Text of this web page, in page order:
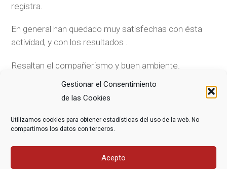
Gestionar el Consentimiento
de las Cookies
Utilizamos cookies para obtener estadísticas del uso de la web. No
compartimos los datos con terceros.
Acepto
registra.
En general han quedado muy satisfechas con ésta
actividad, y con los resultados .
Resaltan el compañerismo y buen ambiente.
COMPARTE ESTE ARTÍCULO